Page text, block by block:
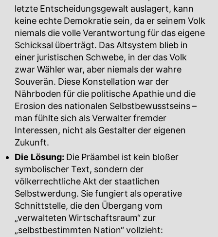
letzte Entscheidungsgewalt auslagert, kann
keine echte Demokratie sein, da er seinem Volk
niemals die volle Verantwortung für das eigene
Schicksal überträgt. Das Altsystem blieb in
einer juristischen Schwebe, in der das Volk
zwar Wähler war, aber niemals der wahre
Souverän. Diese Konstellation war der
Nährboden für die politische Apathie und die
Erosion des nationalen Selbstbewusstseins –
man fühlte sich als Verwalter fremder
Interessen, nicht als Gestalter der eigenen
Zukunft.
Die Lösung: Die Präambel ist kein bloßer
symbolischer Text, sondern der
völkerrechtliche Akt der staatlichen
Selbstwerdung. Sie fungiert als operative
Schnittstelle, die den Übergang vom
„verwalteten Wirtschaftsraum“ zur
„selbstbestimmten Nation“ vollzieht: